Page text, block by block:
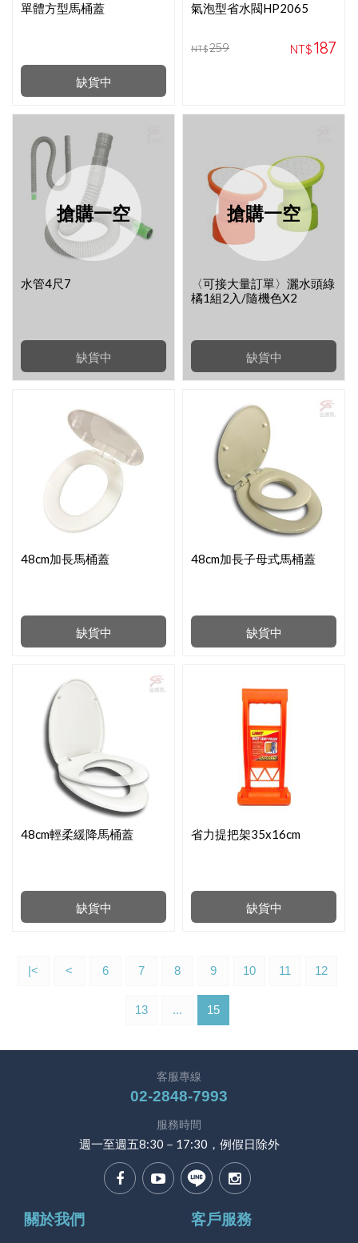
缺貨中
單體方型馬桶蓋 氣泡型省水閥HP2065
NT$187
NT$259
搶購一空
缺貨中
水管4尺7
搶購一空
缺貨中
〈可接大量訂單〉灑水頭綠
橘1組2入/隨機色x2
缺貨中
48cm加長馬桶蓋
缺貨中
48cm加長子母式馬桶蓋
缺貨中
48cm輕柔緩降馬桶蓋
缺貨中
省力提把架35x16cm
|< < 6 7 8 9 10 11 12
13 ... 15
客服專線
02-2848-7993
服務時間
週一至週五8:30－17:30，例假日除外
關於我們 客戶服務